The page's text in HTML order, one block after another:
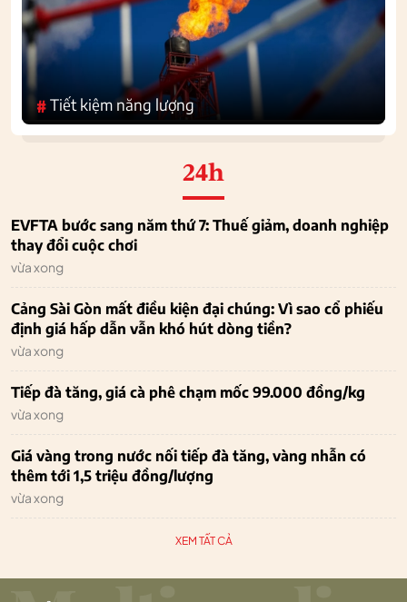
#Tiết kiệm năng lượng
24h
EVFTA bước sang năm thứ 7: Thuế giảm, doanh nghiệp
thay đổi cuộc chơi
vừa xong
Cảng Sài Gòn mất điều kiện đại chúng: Vì sao cổ phiếu
định giá hấp dẫn vẫn khó hút dòng tiền?
vừa xong
Tiếp đà tăng, giá cà phê chạm mốc 99.000 đồng/kg
vừa xong
Giá vàng trong nước nối tiếp đà tăng, vàng nhẫn có
thêm tới 1,5 triệu đồng/lượng
vừa xong
XEM TẤT CẢ